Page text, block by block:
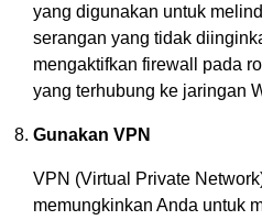
yang digunakan untuk
serangan yang tidak
mengaktifkan firewall pada
yang terhubung ke jaringan
Gunakan VPN
VPN (Virtual Private
memungkinkan Anda untuk